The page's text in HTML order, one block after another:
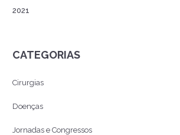
2021
CATEGORIAS
Cirurgias
Doenças
Jornadas e Congressos